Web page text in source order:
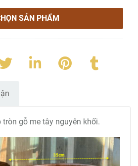
SẢN PHẨM
gỗ me tây nguyên khối.